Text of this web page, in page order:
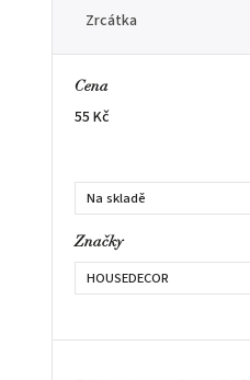
Zrcátka
Cena
55 Kč
Na skladě
Značky
HOUSEDECOR